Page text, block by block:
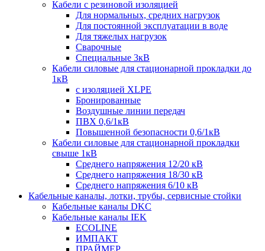
Кабели с резиновой изоляцией
Для нормальных, средних нагрузок
Для постоянной эксплуатации в воде
Для тяжелых нагрузок
Сварочные
Специальные 3кВ
Кабели силовые для стационарной прокладки до
1кВ
c изоляцией XLPE
Бронированные
Воздушные линии передач
ПВХ 0,6/1кВ
Повышенной безопасности 0,6/1кВ
Кабели силовые для стационарной прокладки
свыше 1кВ
Среднего напряжения 12/20 кВ
Среднего напряжения 18/30 кВ
Среднего напряжения 6/10 кВ
Кабельные каналы, лотки, трубы, сервисные стойки
Кабельные каналы DKC
Кабельные каналы IEK
ECOLINE
ИМПАКТ
ПРАЙМЕР